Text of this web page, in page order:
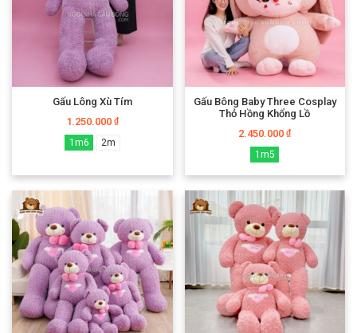
Gấu Lông Xù Tím
1.250.000 ₫
1m6 2m
Gấu Bông Baby Three Cosplay
Thỏ Hồng Khổng Lồ
2.450.000₫
1m5